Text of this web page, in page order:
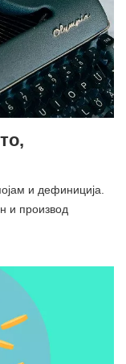
и дефиниција.
и производ